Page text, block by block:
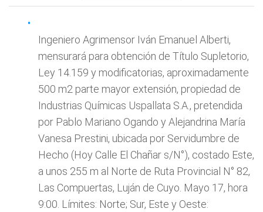
Ingeniero Agrimensor Iván Emanuel Alberti,
mensurará para obtención de Título Supletorio,
Ley 14.159 y modificatorias, aproximadamente
500 m2 parte mayor extensión, propiedad de
Industrias Químicas Uspallata S.A., pretendida
por Pablo Mariano Ogando y Alejandrina María
Vanesa Prestini, ubicada por Servidumbre de
Hecho (Hoy Calle El Chañar s/N°), costado Este,
a unos 255 m al Norte de Ruta Provincial N° 82,
Las Compuertas, Luján de Cuyo. Mayo 17, hora
9:00. Límites: Norte; Sur, Este y Oeste: